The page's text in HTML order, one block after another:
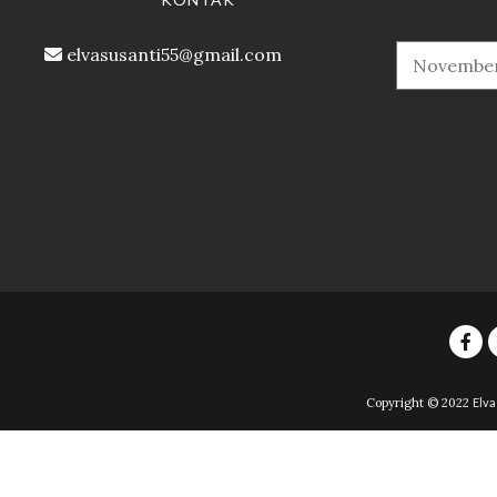
elvasusanti55@gmail.com
Copyright © 2022